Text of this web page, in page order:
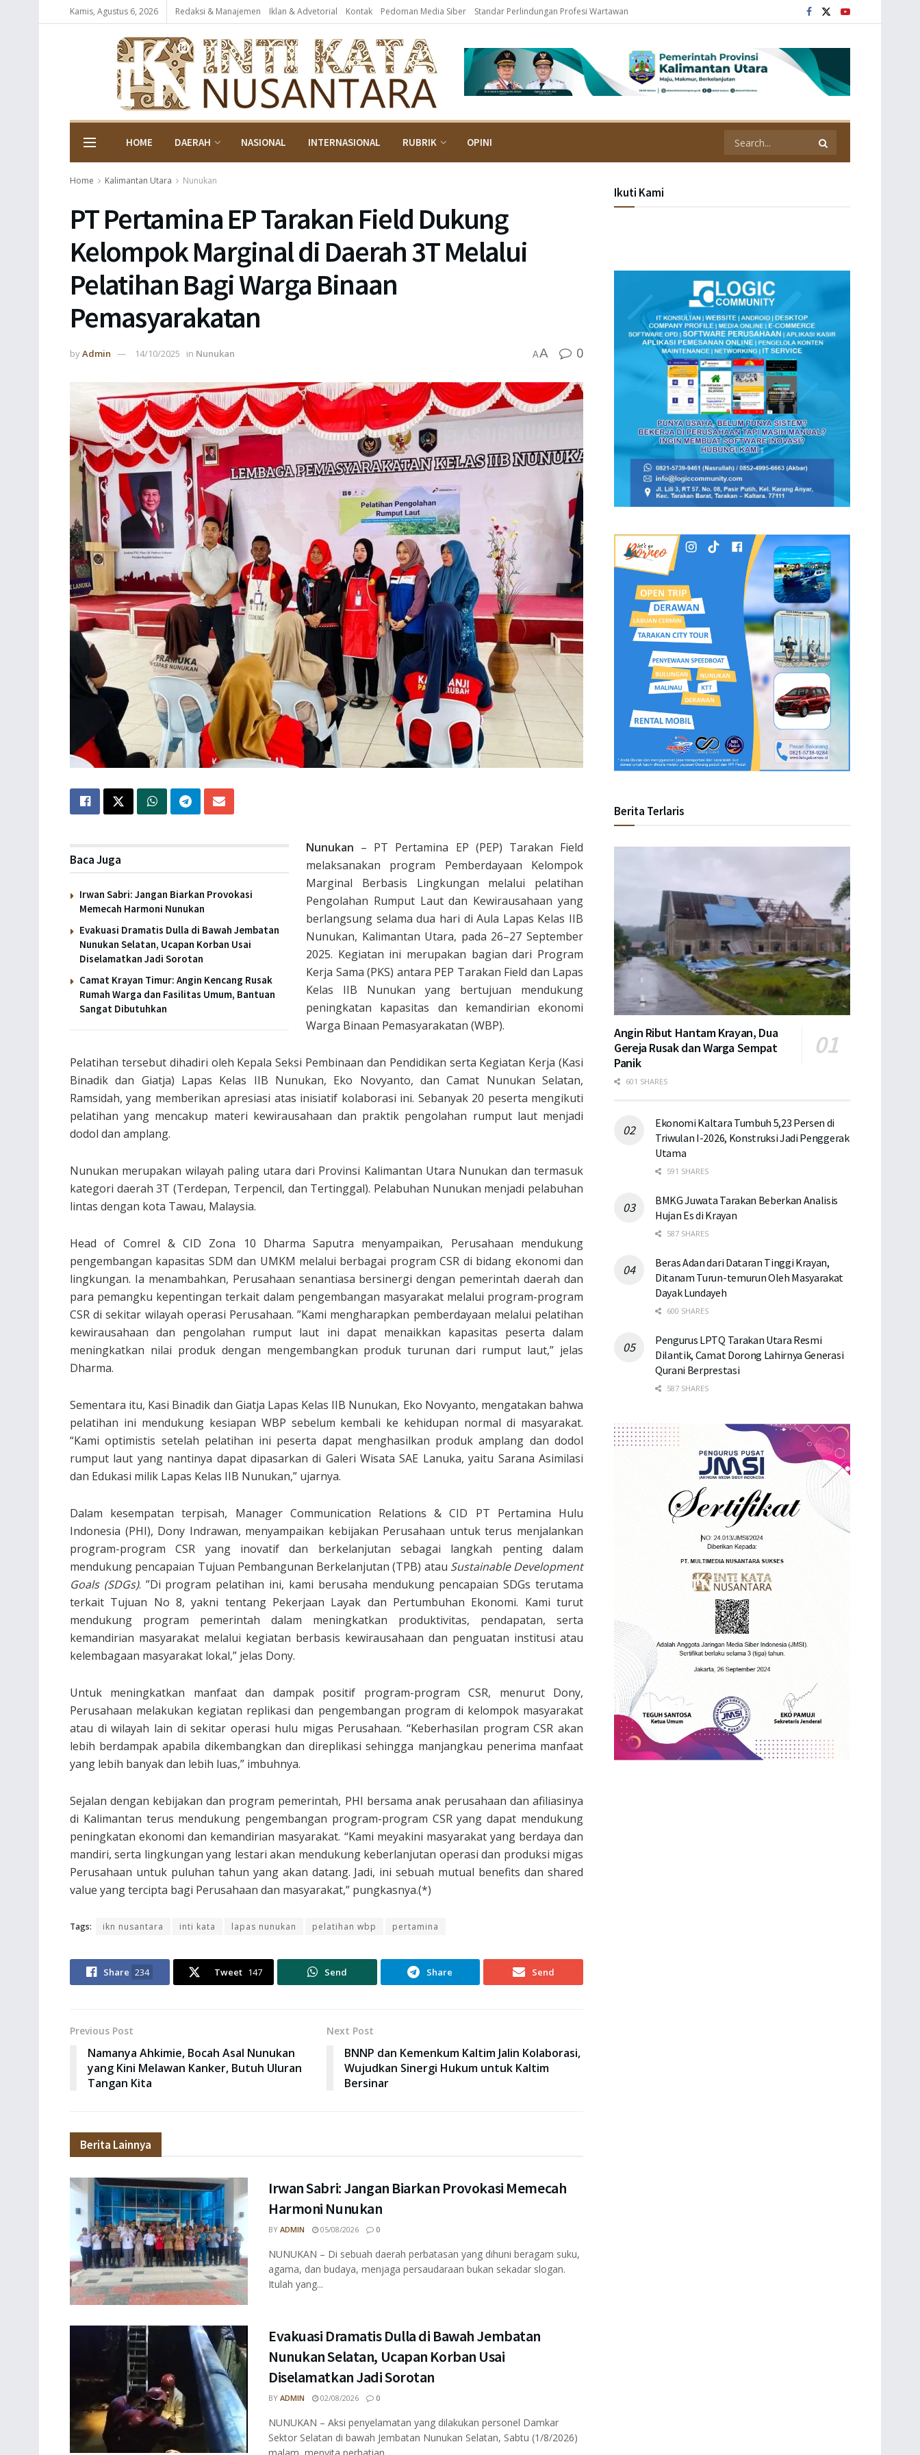
Kamis, Agustus 6, 2026 Redaksi & Manajemen Iklan & Advetorial Kontak Pedoman Media Siber Standar Perlindungan Profesi Wartawan
HOME DAERAH NASIONAL INTERNASIONAL RUBRIK OPINI
Home Kalimantan Utara Nunukan
PT Pertamina EP Tarakan Field Dukung
Kelompok Marginal di Daerah 3T Melalui
Pelatihan Bagi Warga Binaan
Pemasyarakatan
byAdmin 14/10/2025 in Nunukan AA 0
Baca Juga
Irwan Sabri: Jangan Biarkan Provokasi
Memecah Harmoni Nunukan
Evakuasi Dramatis Dulla di Bawah Jembatan
Nunukan Selatan, Ucapan Korban Usai
Diselamatkan Jadi Sorotan
Camat Krayan Timur: Angin Kencang Rusak
Rumah Warga dan Fasilitas Umum, Bantuan
Sangat Dibutuhkan
Nunukan – PT Pertamina EP (PEP) Tarakan Field
melaksanakan program Pemberdayaan Kelompok
Marginal Berbasis Lingkungan melalui pelatihan
Pengolahan Rumput Laut dan Kewirausahaan yang
berlangsung selama dua hari di Aula Lapas Kelas IIB
Nunukan, Kalimantan Utara, pada 26–27 September
2025. Kegiatan ini merupakan bagian dari Program
Kerja Sama (PKS) antara PEP Tarakan Field dan Lapas
Kelas IIB Nunukan yang bertujuan mendukung
peningkatan kapasitas dan kemandirian ekonomi
Warga Binaan Pemasyarakatan (WBP).
Pelatihan tersebut dihadiri oleh Kepala Seksi Pembinaan dan Pendidikan serta Kegiatan Kerja (Kasi
Binadik dan Giatja) Lapas Kelas IIB Nunukan, Eko Novyanto, dan Camat Nunukan Selatan,
Ramsidah, yang memberikan apresiasi atas inisiatif kolaborasi ini. Sebanyak 20 peserta mengikuti
pelatihan yang mencakup materi kewirausahaan dan praktik pengolahan rumput laut menjadi
dodol dan amplang.
Nunukan merupakan wilayah paling utara dari Provinsi Kalimantan Utara Nunukan dan termasuk
kategori daerah 3T (Terdepan, Terpencil, dan Tertinggal). Pelabuhan Nunukan menjadi pelabuhan
lintas dengan kota Tawau, Malaysia.
Head of Comrel & CID Zona 10 Dharma Saputra menyampaikan, Perusahaan mendukung
pengembangan kapasitas SDM dan UMKM melalui berbagai program CSR di bidang ekonomi dan
lingkungan. Ia menambahkan, Perusahaan senantiasa bersinergi dengan pemerintah daerah dan
para pemangku kepentingan terkait dalam pengembangan masyarakat melalui program-program
CSR di sekitar wilayah operasi Perusahaan. ”Kami mengharapkan pemberdayaan melalui pelatihan
kewirausahaan dan pengolahan rumput laut ini dapat menaikkan kapasitas peserta dalam
meningkatkan nilai produk dengan mengembangkan produk turunan dari rumput laut,” jelas
Dharma.
Sementara itu, Kasi Binadik dan Giatja Lapas Kelas IIB Nunukan, Eko Novyanto, mengatakan bahwa
pelatihan ini mendukung kesiapan WBP sebelum kembali ke kehidupan normal di masyarakat.
“Kami optimistis setelah pelatihan ini peserta dapat menghasilkan produk amplang dan dodol
rumput laut yang nantinya dapat dipasarkan di Galeri Wisata SAE Lanuka, yaitu Sarana Asimilasi
dan Edukasi milik Lapas Kelas IIB Nunukan,” ujarnya.
Dalam kesempatan terpisah, Manager Communication Relations & CID PT Pertamina Hulu
Indonesia (PHI), Dony Indrawan, menyampaikan kebijakan Perusahaan untuk terus menjalankan
program-program CSR yang inovatif dan berkelanjutan sebagai langkah penting dalam
mendukung pencapaian Tujuan Pembangunan Berkelanjutan (TPB) atau Sustainable Development
Goals (SDGs). ”Di program pelatihan ini, kami berusaha mendukung pencapaian SDGs terutama
terkait Tujuan No 8, yakni tentang Pekerjaan Layak dan Pertumbuhan Ekonomi. Kami turut
mendukung program pemerintah dalam meningkatkan produktivitas, pendapatan, serta
kemandirian masyarakat melalui kegiatan berbasis kewirausahaan dan penguatan institusi atau
kelembagaan masyarakat lokal,” jelas Dony.
Untuk meningkatkan manfaat dan dampak positif program-program CSR, menurut Dony,
Perusahaan melakukan kegiatan replikasi dan pengembangan program di kelompok masyarakat
atau di wilayah lain di sekitar operasi hulu migas Perusahaan. “Keberhasilan program CSR akan
lebih berdampak apabila dikembangkan dan direplikasi sehingga manjangkau penerima manfaat
yang lebih banyak dan lebih luas,” imbuhnya.
Sejalan dengan kebijakan dan program pemerintah, PHI bersama anak perusahaan dan afiliasinya
di Kalimantan terus mendukung pengembangan program-program CSR yang dapat mendukung
peningkatan ekonomi dan kemandirian masyarakat. “Kami meyakini masyarakat yang berdaya dan
mandiri, serta lingkungan yang lestari akan mendukung keberlanjutan operasi dan produksi migas
Perusahaan untuk puluhan tahun yang akan datang. Jadi, ini sebuah mutual benefits dan shared
value yang tercipta bagi Perusahaan dan masyarakat,” pungkasnya.(*)
Tags: ikn nusantara inti kata lapas nunukan pelatihan wbp pertamina
Share 234 Tweet 147 Send Share Send
Previous Post
Namanya Ahkimie, Bocah Asal Nunukan
yang Kini Melawan Kanker, Butuh Uluran
Tangan Kita
Next Post
BNNP dan Kemenkum Kaltim Jalin Kolaborasi,
Wujudkan Sinergi Hukum untuk Kaltim
Bersinar
Berita Lainnya
Irwan Sabri: Jangan Biarkan Provokasi Memecah
Harmoni Nunukan
BY ADMIN 05/08/2026 0
NUNUKAN – Di sebuah daerah perbatasan yang dihuni beragam suku,
agama, dan budaya, menjaga persaudaraan bukan sekadar slogan.
Itulah yang...
Evakuasi Dramatis Dulla di Bawah Jembatan
Nunukan Selatan, Ucapan Korban Usai
Diselamatkan Jadi Sorotan
BY ADMIN 02/08/2026 0
NUNUKAN – Aksi penyelamatan yang dilakukan personel Damkar
Sektor Selatan di bawah Jembatan Nunukan Selatan, Sabtu (1/8/2026)
malam, menyita perhatian...
Ikuti Kami
Berita Terlaris
Angin Ribut Hantam Krayan, Dua
Gereja Rusak dan Warga Sempat
Panik
601 SHARES
Ekonomi Kaltara Tumbuh 5,23 Persen di
Triwulan I-2026, Konstruksi Jadi Penggerak
Utama
591 SHARES
BMKG Juwata Tarakan Beberkan Analisis
Hujan Es di Krayan
587 SHARES
Beras Adan dari Dataran Tinggi Krayan,
Ditanam Turun-temurun Oleh Masyarakat
Dayak Lundayeh
600 SHARES
Pengurus LPTQ Tarakan Utara Resmi
Dilantik, Camat Dorong Lahirnya Generasi
Qurani Berprestasi
587 SHARES